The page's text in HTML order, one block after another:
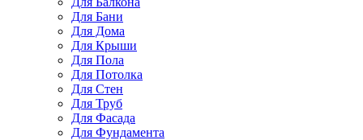
Для Бани
Для Дома
Для Крыши
Для Пола
Для Потолка
Для Стен
Для Труб
Для Фасада
Для Фундамента